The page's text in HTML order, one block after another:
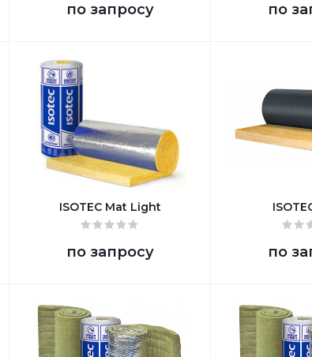
по запросу по
ISOTEC Mat Light
по запросу по